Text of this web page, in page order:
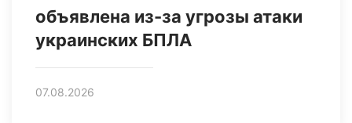
объявлена из-за угрозы атаки
украинских БПЛА
07.08.2026